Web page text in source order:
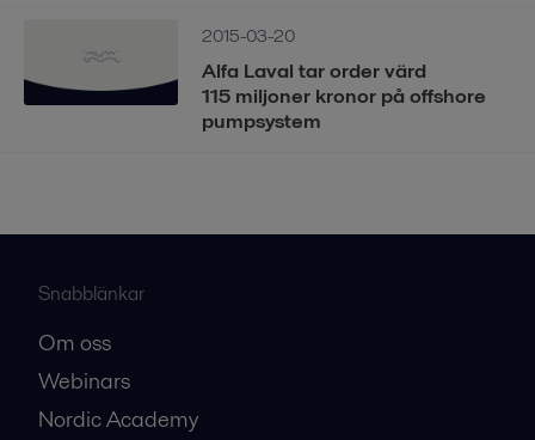
2015-03-20
Alfa Laval tar order värd
115 miljoner kronor på offshore
pumpsystem
Snabblänkar
Om oss
Webinars
Nordic Academy